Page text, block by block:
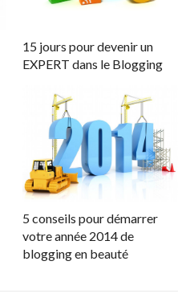
15 jours pour devenir un
EXPERT dans le Blogging
5 conseils pour démarrer
votre année 2014 de
blogging en beauté